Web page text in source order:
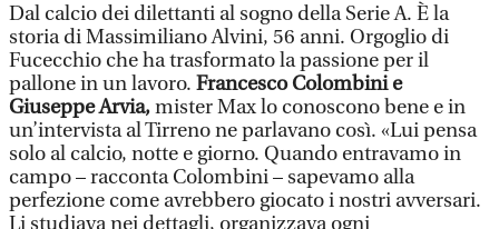
Dal calcio dei dilettanti al sogno della Serie A. È la
storia di Massimiliano Alvini, 56 anni. Orgoglio di
Fucecchio che ha trasformato la passione per il
pallone in un lavoro. Francesco Colombini e
Giuseppe Arvia,mister Max lo conoscono bene e in
un’intervista al Tirreno ne parlavano così. «Lui pensa
solo al calcio, notte e giorno. Quando entravamo in
campo – racconta Colombini – sapevamo alla
perfezione come avrebbero giocato i nostri avversari.
Li studiava nei dettagli, organizzava ogni